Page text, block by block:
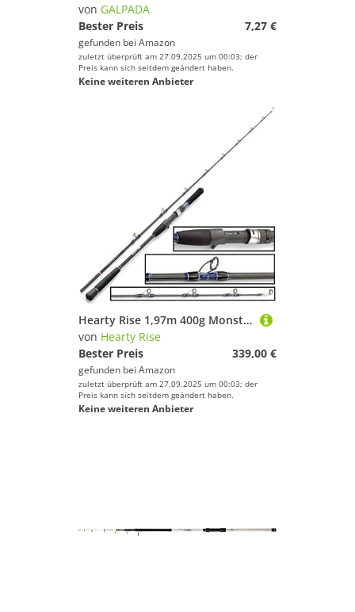
Spincasting-Ruten
Spinnruten
Steckruten
Teleskopruten
von GALPADA
Bester Preis
7,27 €
gefunden bei Amazon
zuletzt überprüft am 27.09.2025 um 00:03; der
Preis kann sich seitdem geändert haben.
Keine weiteren Anbieter
Hearty Rise 1,97m 400g Monster Game II - Baitcaster Meeresrute zum Hochseeangeln, Pilkrute für Norwegen & Island, Baitcasterrute zum Meeresangeln, Hochseerute zum Pilken & Jiggen
von Hearty Rise
Bester Preis
339,00 €
gefunden bei Amazon
zuletzt überprüft am 27.09.2025 um 00:03; der
Preis kann sich seitdem geändert haben.
Keine weiteren Anbieter